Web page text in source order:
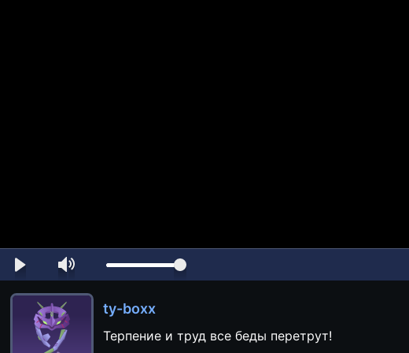
ty-boxx
Терпение и труд все беды перетрут!